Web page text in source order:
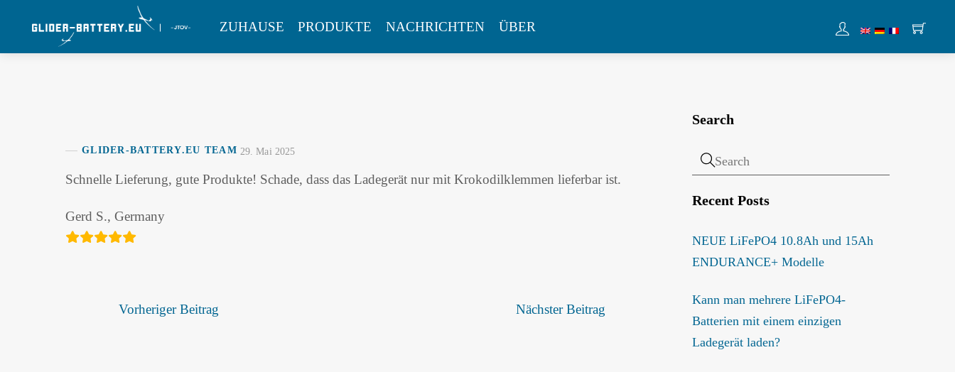
content
ZUHAUSE
PRODUKTE NACHRICHTEN ÜBER
GLIDER-BATTERY.EU TEAM 29. Mai 2025
Schnelle Lieferung, gute Produkte! Schade, dass das Ladegerät nur mit Krokodilklemmen lieferbar ist.
Gerd S., Germany
Vorheriger Beitrag Nächster Beitrag
Search
Recent Posts
NEUE LiFePO4 10.8Ah und 15Ah
ENDURANCE+ Modelle
Kann man mehrere LiFePO4-
Batterien mit einem einzigen
Ladegerät laden?